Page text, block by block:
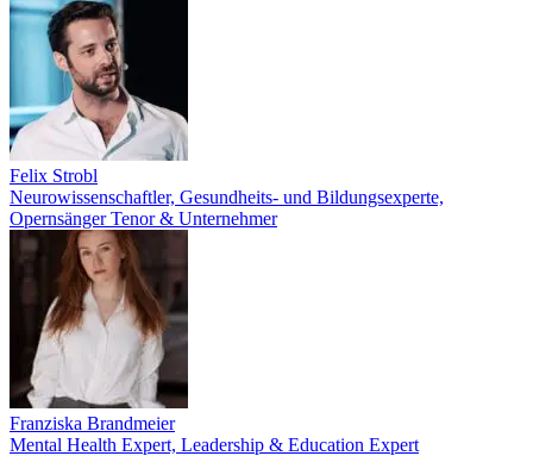
Felix Strobl
Neurowissenschaftler, Gesundheits- und Bildungsexperte,
Opernsänger Tenor & Unternehmer
Franziska Brandmeier
Mental Health Expert, Leadership & Education Expert